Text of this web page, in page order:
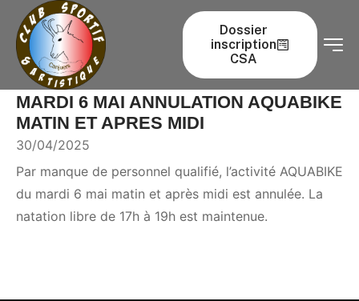
Dossier
inscription
CSA
MARDI 6 MAI ANNULATION AQUABIKE
MATIN ET APRES MIDI
30/04/2025
Par manque de personnel qualifié, l’activité AQUABIKE
du mardi 6 mai matin et après midi est annulée. La
natation libre de 17h à 19h est maintenue.